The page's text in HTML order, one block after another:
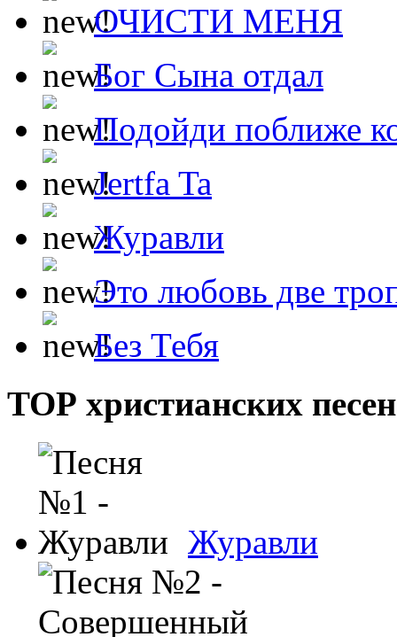
ОЧИСТИ МЕНЯ
Бог Сына отдал
Подойди поближе
Jertfa Ta
Журавли
Это любовь две
Без Тебя
ТОР христианских песен
Журавли